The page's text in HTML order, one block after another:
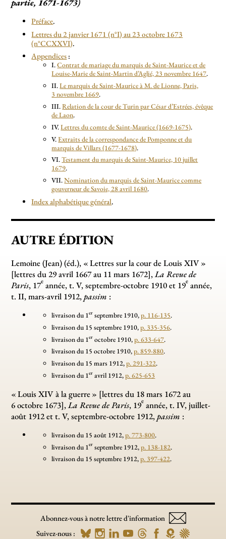
partie, 1671-1673)
Préface.
Lettres du 2 janvier 1671 (n°I) au 23 octobre 1673
(n°CCXXVI).
Appendices :
I.Contrat de mariage du marquis de Saint-Maurice et de
Louise-Marie de Saint-Martin d’Aglié, 23 novembre 1647.
II.Le marquis de Saint-Maurice à M. de Lionne, Paris,
3 novembre 1669.
III.Relation de la cour de Turin par César d’Estrées, évêque
de Laon.
IV.Lettres du comte de Saint-Maurice (1669-1675).
V.Extraits de la correspondance de Pomponne et du
marquis de Villars (1677-1678).
VI.Testament du marquis de Saint-Maurice, 10 juillet
1679.
VII.Nomination du marquis de Saint-Maurice comme
gouverneur de Savoie, 28 avril 1680.
Index alphabétique général.
AUTRE ÉDITION
Lemoine (Jean) (éd.), «Lettres sur la cour de Louis XIV»
[lettres du 29 avril 1667 au 11 mars 1672],La Revue de
Paris, 17e année, t. V, septembre-octobre 1910 et 19e année,
t. II, mars-avril 1912,passim :
livraison du 1er septembre 1910,p. 116-135.
livraison du 15 septembre 1910,p. 335-356.
livraison du 1er octobre 1910,p. 633-647.
livraison du 15 octobre 1910,p. 859-880.
livraison du 15 mars 1912,p. 291-322.
livraison du 1er avril 1912,p. 625-653
«Louis XIV à la guerre» [lettres du 18 mars 1672 au
6 octobre 1673],La Revue de Paris, 19e année, t. IV, juillet-
août 1912 et t. V, septembre-octobre 1912,passim :
livraison du 15 août 1912,p. 773-800.
livraison du 1er septembre 1912,p. 138-182.
livraison du 15 septembre 1912,p. 397-422.
Abonnez-vous à notre lettre d'information
Suivez-nous :